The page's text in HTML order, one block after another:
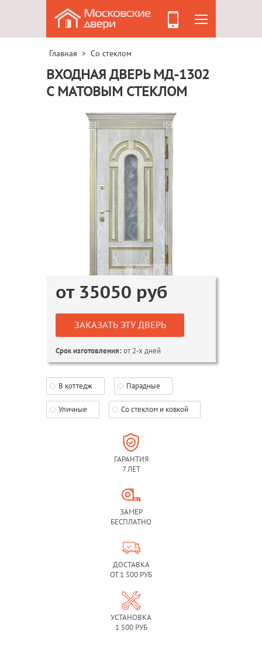
Главная > Со стеклом
ВХОДНАЯ ДВЕРЬ МД-1302
С МАТОВЫМ СТЕКЛОМ
от 35050 руб
ЗАКАЗАТЬ ЭТУ ДВЕРЬ
Срок изготовления:от 2-х дней
В коттедж Парадные
Уличные Со стеклом и ковкой
ГАРАНТИЯ
7 ЛЕТ
ЗАМЕР
БЕСПЛАТНО
ДОСТАВКА
ОТ 1 500 РУБ
УСТАНОВКА
1 500 РУБ